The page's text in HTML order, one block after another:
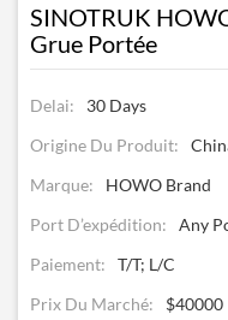
SINOTRUK
Grue Portée
Delai:
30 Days
Origine Du Produit:
Marque:
HOWO Brand
Port D’expédition:
Any
Paiement:
T/T; L/C
Prix Du Marché:
$40000